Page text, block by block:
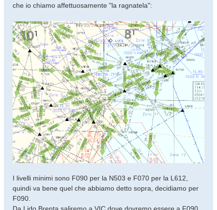
che io chiamo affettuosamente "la ragnatela":
I livelli minimi sono F090 per la N503 e F070 per la L612,
quindi va bene quel che abbiamo detto sopra, decidiamo per
F090.